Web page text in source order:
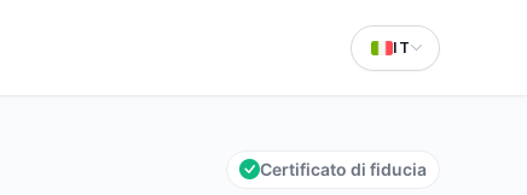
IT
Certificato di fiducia